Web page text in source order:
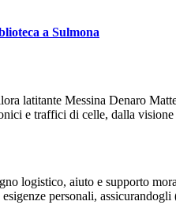
a Sulmona
latitante Messina Denaro
e traffici di celle, dalla
logistico, aiuto e supporto
personali,